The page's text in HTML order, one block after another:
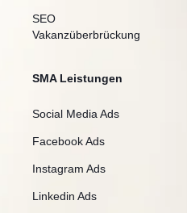
SEO
Vakanzüberbrückung
SMA Leistungen
Social Media Ads
Facebook Ads
Instagram Ads
Linkedin Ads